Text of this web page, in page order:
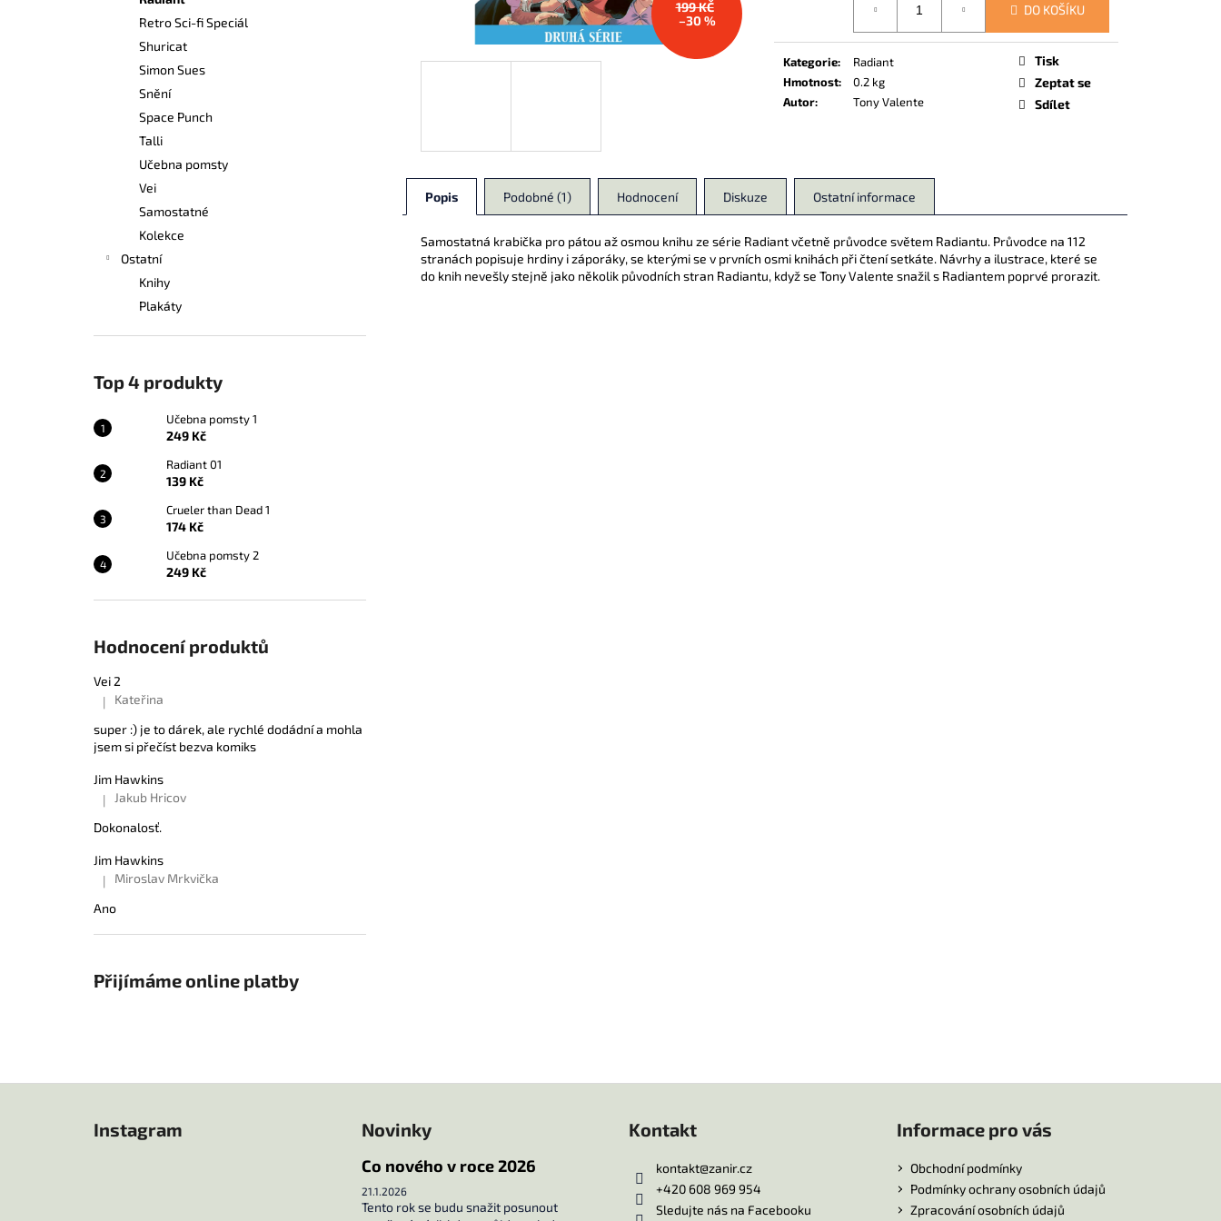
Retro Sci-fi Speciál
Shuricat
Simon Sues
Snění
Space Punch
Talli
Učebna pomsty
Vei
Samostatné
Kolekce
Ostatní
Knihy
Plakáty
Top 4 produkty
Učebna pomsty 1
249 Kč
Radiant 01
139 Kč
Crueler than Dead 1
174 Kč
Učebna pomsty 2
249 Kč
Hodnocení produktů
Vei 2
Hodnocení produktu je 5 z 5 hvězdiček.
|
Kateřina
super :) je to dárek, ale rychlé dodádní a mohla
jsem si přečíst bezva komiks
Jim Hawkins
Hodnocení produktu je 5 z 5 hvězdiček.
|
Jakub Hricov
Dokonalosť.
Jim Hawkins
Hodnocení produktu je 5 z 5 hvězdiček.
|
Miroslav Mrkvička
Ano
Přijímáme online platby
DO KOŠÍKU
Kategorie:
Radiant
Hmotnost:
0.2 kg
Autor: Tony Valente
Tisk
Zeptat se
Sdílet
199 KČ
–30 %
Popis Podobné (1) Hodnocení Diskuze Ostatní informace
Samostatná krabička pro pátou až osmou knihu ze série Radiant včetně průvodce světem Radiantu. Průvodce na 112
stranách popisuje hrdiny i záporáky, se kterými se v prvních osmi knihách při čtení setkáte. Návrhy a ilustrace, které se
do knih nevešly stejně jako několik původních stran Radiantu, když se Tony Valente snažil s Radiantem poprvé prorazit.
174 Kč
Instagram Novinky
Co nového v roce 2026
21.1.2026
Tento rok se budu snažit posunout
Kontakt
kontakt@zanir.cz
+420 608 969 954
Sledujte nás na Facebooku
Informace pro vás
Obchodní podmínky
Podmínky ochrany osobních údajů
Zpracování osobních údajů